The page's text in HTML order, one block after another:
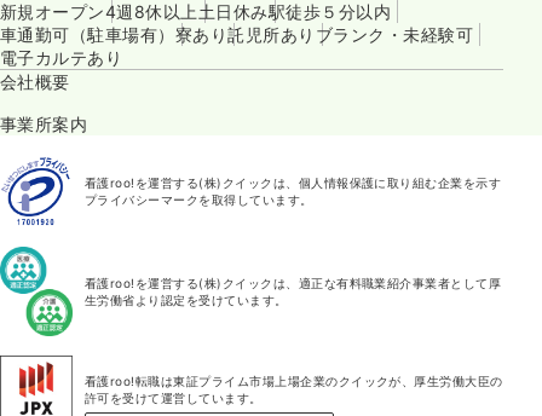
新規オープン4週8休以上土日休み駅徒歩５分以内
車通勤可（駐車場有） 寮あり託児所あり ブランク・未経験可
電子カルテあり
会社概要
事業所案内
看護roo!を運営する(株)クイックは、個人情報保護に取り組む企業を示す
プライバシーマークを取得しています。
看護roo!を運営する(株)クイックは、適正な有料職業紹介事業者として厚
生労働省より認定を受けています。
看護roo!転職は東証プライム市場上場企業のクイックが、厚生労働大臣の
許可を受けて運営しています。